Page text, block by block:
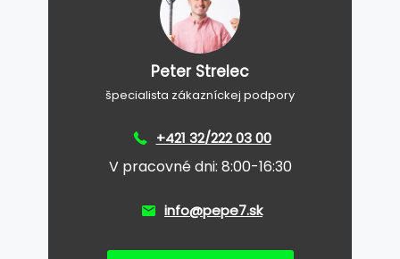
Peter Strelec
špecialista zákazníckej podpory
+421 32/222 03 00
V pracovné dni: 8:00-16:30
info@pepe7.sk